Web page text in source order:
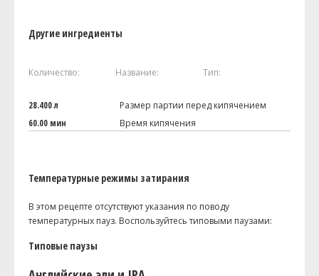
Другие ингредиенты
Количество: Название: Тип:
28.400 л
Размер партии перед кипячением
60.00 мин
Время кипячения
Температурные режимы затирания
В этом рецепте отсутствуют указания по поводу
температурных пауз. Воспользуйтесь типовыми паузами:
Типовые паузы